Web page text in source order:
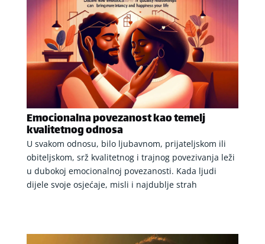
Emocionalna povezanost kao temelj
kvalitetnog odnosa
U svakom odnosu, bilo ljubavnom, prijateljskom ili
obiteljskom, srž kvalitetnog i trajnog povezivanja leži
u dubokoj emocionalnoj povezanosti. Kada ljudi
dijele svoje osjećaje, misli i najdublje strah